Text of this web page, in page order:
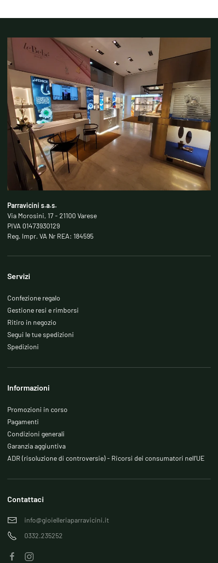
Parravicini s.a.s.
Via Morosini, 17 - 21100 Varese
PIVA 01473930129
Reg. Impr. VA Nr REA: 184595
Servizi
Confezione regalo
Gestione resi e rimborsi
Ritiro in negozio
Segui le tue spedizioni
Spedizioni
Informazioni
Promozioni in corso
Pagamenti
Condizioni generali
Garanzia aggiuntiva
ADR (risoluzione di controversie) - Ricorsi dei consumatori nell’UE
Contattaci
info@gioielleriaparravicini.it
0332.235252